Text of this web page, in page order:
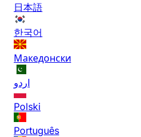
日本語
한국어
Македонски
اردو
Polski
Português